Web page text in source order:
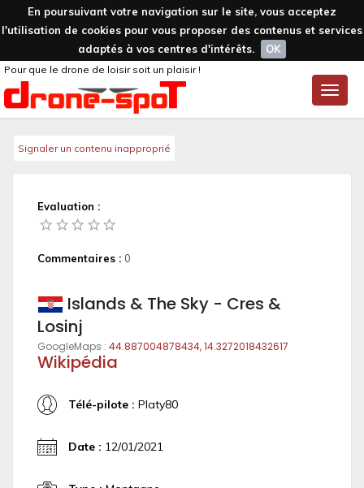
En poursuivant votre navigation sur le site, vous acceptez
l'utilisation de cookies pour vous proposer des contenus et services
adaptés à vos centres d'intérêts.
OK
Toggle
Pour que le drone de loisir soit un plaisir !
Signaler un contenu inapproprié
Evaluation :
Commentaires : 0
Islands & The Sky - Cres &
Losinj
GoogleMaps : 44.887004878434, 14.3272018432617
Wikipédia
Télé-pilote : Platy80
Date : 12/01/2021